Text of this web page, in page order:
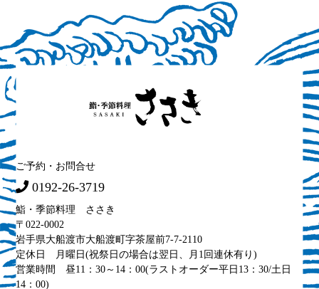
ご予約・お問合せ
0192-26-3719
鮨・季節料理 ささき
〒022-0002
岩手県大船渡市大船渡町字茶屋前7-7-2110
定休日 月曜日(祝祭日の場合は翌日、月1回連休有り)
営業時間 昼11：30～14：00(ラストオーダー平日13：30/土日
14：00)